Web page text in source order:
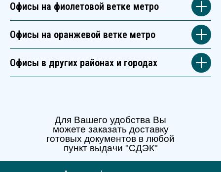
Офисы на фиолетовой ветке метро
Офисы на оранжевой ветке метро
Офисы в других районах и городах
Для Вашего удобства Вы
можете заказать доставку
готовых документов в любой
пункт выдачи "СДЭК"